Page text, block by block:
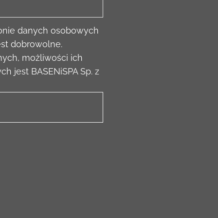
danych osobowych
dobrowolne.
możliwości ich
jest BASENiSPA Sp. z